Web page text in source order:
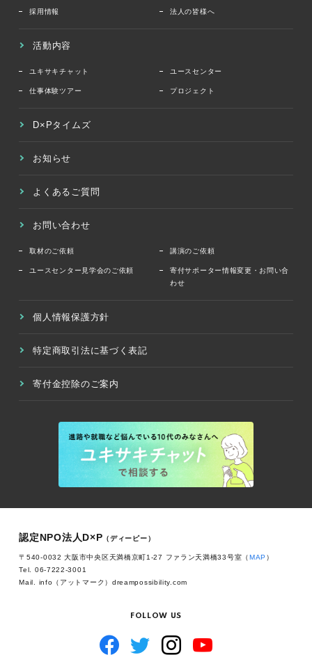
採用情報 法人の皆様へ
活動内容
ユキサキチャット ユースセンター
仕事体験ツアー プロジェクト
D×Pタイムズ
お知らせ
よくあるご質問
お問い合わせ
取材のご依頼 講演のご依頼
ユースセンター見学会のご依頼
寄付サポーター情報変更・お問い合
わせ
個人情報保護方針
特定商取引法に基づく表記
寄付金控除のご案内
認定NPO法人D×P （ディーピー）
〒540-0032 大阪市中央区天満橋京町1-27 ファラン天満橋33号室（MAP ）
Tel. 06-7222-3001
Mail. info（アットマーク）dreampossibility.com
FOLLOW US